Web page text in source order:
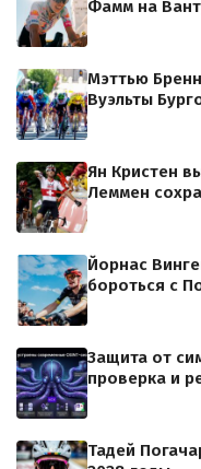
Фамм на
Мэттью
Вуэльты
Ян Кристен
Леммен
Йорнас
бороться с
Защита от
проверка и
Тадей